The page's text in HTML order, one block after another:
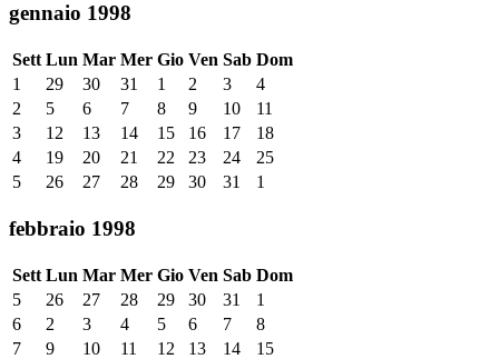
gennaio 1998
Sett Lun Mar Mer Gio Ven Sab Dom
1
29 30 31 1 2 3
4
2
5 6 7 8 9 10
11
3
12 13 14 15 16 17
18
4
19 20 21 22 23 24
25
5
26 27 28 29 30 31 1
febbraio 1998
Sett Lun Mar Mer Gio Ven Sab Dom
5
26 27 28 29 30 31
1
6
2 3 4 5 6 7
8
7
9 10 11 12 13 14
15